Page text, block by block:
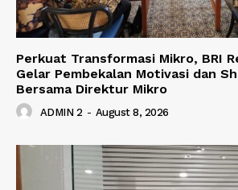
Perkuat Transformasi Mikro, BRI
Gelar Pembekalan Motivasi dan
Bersama Direktur Mikro
ADMIN 2 - August 8, 2026